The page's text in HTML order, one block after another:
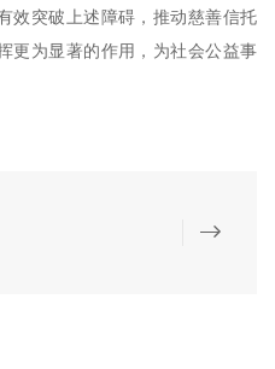
效突破上述障碍，推动慈善信托
更为显著的作用，为社会公益事